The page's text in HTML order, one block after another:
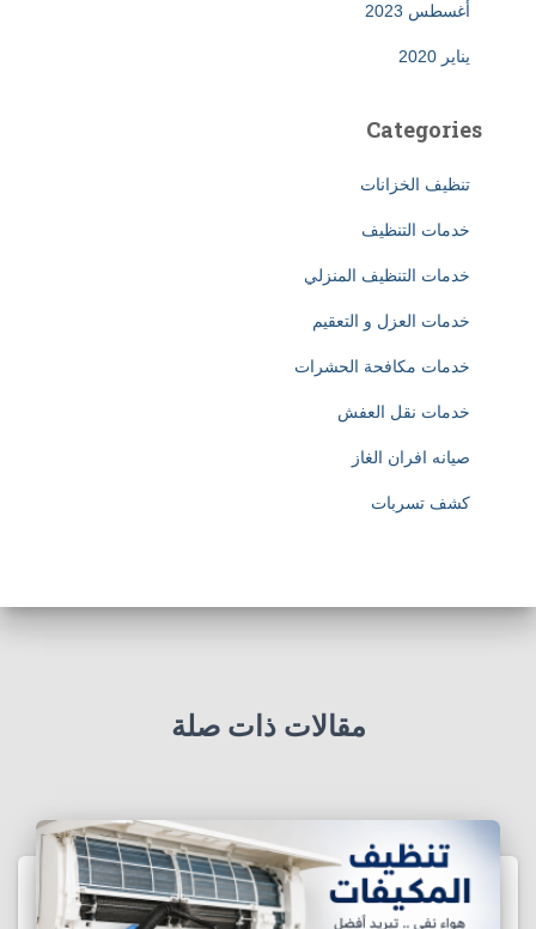
أغسطس 2023
يناير 2020
Categories
تنظيف الخزانات
خدمات التنظيف
خدمات التنظيف المنزلي
خدمات العزل و التعقيم
خدمات مكافحة الحشرات
خدمات نقل العفش
صيانه افران الغاز
كشف تسربات
مقالات ذات صلة